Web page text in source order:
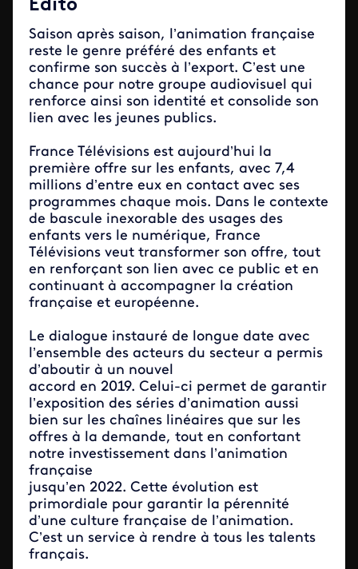
Edito
Saison après saison, l’animation française
reste le genre préféré des enfants et
confirme son succès à l’export. C’est une
chance pour notre groupe audiovisuel qui
renforce ainsi son identité et consolide son
lien avec les jeunes publics.
France Télévisions est aujourd’hui la
première offre sur les enfants, avec 7,4
millions d’entre eux en contact avec ses
programmes chaque mois. Dans le contexte
de bascule inexorable des usages des
enfants vers le numérique, France
Télévisions veut transformer son offre, tout
en renforçant son lien avec ce public et en
continuant à accompagner la création
française et européenne.
Le dialogue instauré de longue date avec
l’ensemble des acteurs du secteur a permis
d’aboutir à un nouvel
accord en 2019. Celui-ci permet de garantir
l’exposition des séries d’animation aussi
bien sur les chaînes linéaires que sur les
offres à la demande, tout en confortant
notre investissement dans l’animation
française
jusqu’en 2022. Cette évolution est
primordiale pour garantir la pérennité
d’une culture française de l’animation.
C’est un service à rendre à tous les talents
français.